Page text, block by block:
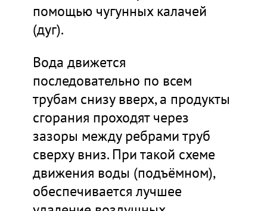
помощью чугунных калачей
(дуг).
Вода движется
последовательно по всем
трубам снизу вверх, а продукты
сгорания проходят через
зазоры между ребрами труб
сверху вниз. При такой схеме
движения воды (подъёмном),
обеспечивается лучшее